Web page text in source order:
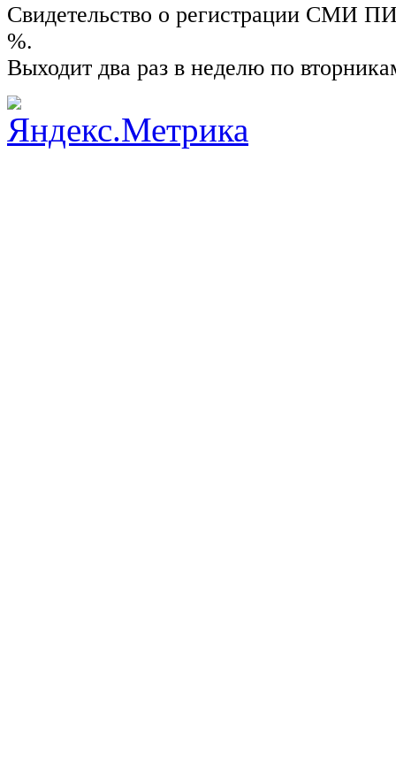
Свидетельство о регистрации СМИ
%.
Выходит два раз в неделю по